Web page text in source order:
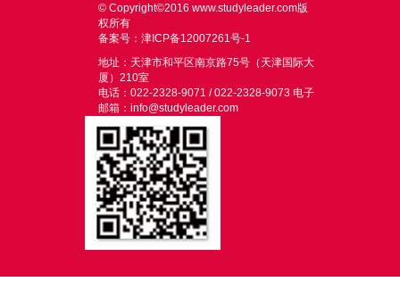
© Copyright©2016 www.studyleader.com版
权所有
备案号：津ICP备12007261号-1
地址：天津市和平区南京路75号（天津国际大
厦）210室
电话：022-2328-9071 / 022-2328-9073 电子
邮箱：info@studyleader.com